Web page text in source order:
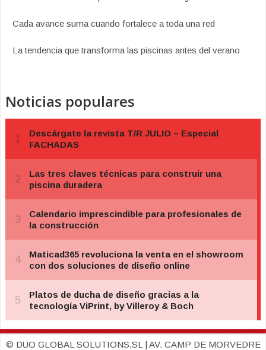
Cada avance suma cuando fortalece a toda una red
La tendencia que transforma las piscinas antes del verano
Noticias populares
© DUO GLOBAL SOLUTIONS,SL | AV. CAMP DE MORVEDRE